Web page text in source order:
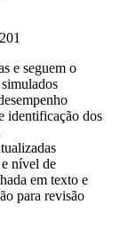
e seguem o
identificação dos
nível de
em texto e
para revisão